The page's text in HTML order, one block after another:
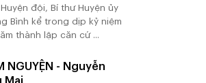
đội, Bí thư Huyện ủy
Bình kể trong dịp kỷ niệm
thành lập căn cứ ...
NGUYỆN - Nguyễn
Mai